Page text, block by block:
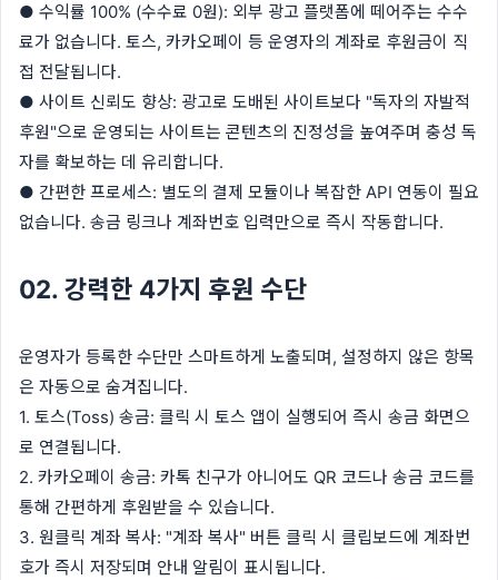
● 수익률 100% (수수료 0원): 외부 광고 플랫폼에 떼어주는 수수
료가 없습니다. 토스, 카카오페이 등 운영자의 계좌로 후원금이 직
접 전달됩니다.
● 사이트 신뢰도 향상: 광고로 도배된 사이트보다 "독자의 자발적
후원"으로 운영되는 사이트는 콘텐츠의 진정성을 높여주며 충성 독
자를 확보하는 데 유리합니다.
● 간편한 프로세스: 별도의 결제 모듈이나 복잡한 API 연동이 필요
없습니다. 송금 링크나 계좌번호 입력만으로 즉시 작동합니다.
02. 강력한 4가지 후원 수단
운영자가 등록한 수단만 스마트하게 노출되며, 설정하지 않은 항목
은 자동으로 숨겨집니다.
1. 토스(Toss) 송금: 클릭 시 토스 앱이 실행되어 즉시 송금 화면으
로 연결됩니다.
2. 카카오페이 송금: 카톡 친구가 아니어도 QR 코드나 송금 코드를
통해 간편하게 후원받을 수 있습니다.
3. 원클릭 계좌 복사: "계좌 복사" 버튼 클릭 시 클립보드에 계좌번
호가 즉시 저장되며 안내 알림이 표시됩니다.